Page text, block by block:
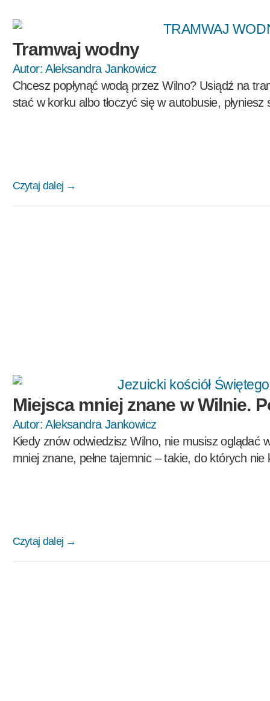
Tramwaj wodny
Autor: Aleksandra Jankowicz
Chcesz popłynąć wodą przez Wilno? Usiądź na
stać w korku albo tłoczyć się w autobusie,
Czytaj dalej →
Miejsca mniej znane w Wilnie.
Autor: Aleksandra Jankowicz
Kiedy znów odwiedzisz Wilno, nie musisz oglądać
mniej znane, pełne tajemnic – takie, do których
Czytaj dalej →